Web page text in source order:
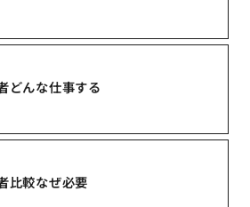
どんな仕事する
比較なぜ必要